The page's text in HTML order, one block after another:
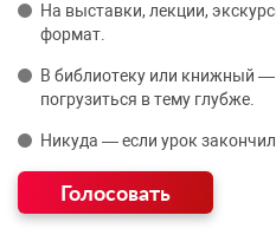
На выставки, лекции,
формат.
В библиотеку или книжный
погрузиться в тему глубже.
Никуда — если урок